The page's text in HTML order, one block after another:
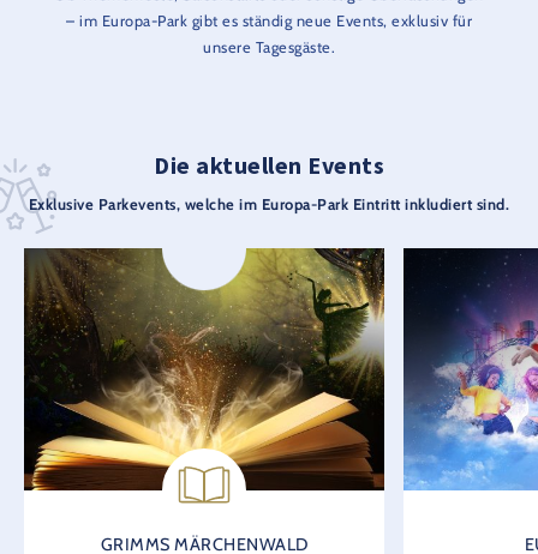
– im Europa-Park gibt es ständig neue Events, exklusiv für
unsere Tagesgäste.
Die aktuellen Events
Exklusive Parkevents, welche im Europa-Park Eintritt inkludiert sind.
GRIMMS MÄRCHENWALD